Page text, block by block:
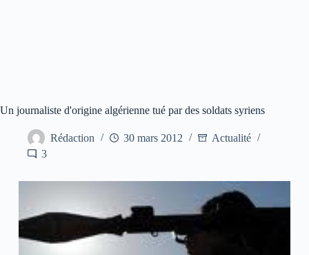
Un journaliste d'origine algérienne tué par des soldats syriens
Rédaction 30 mars 2012
Actualité
3